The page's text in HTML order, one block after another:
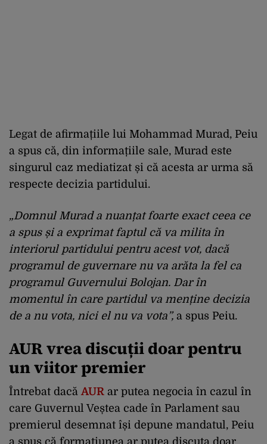
Legat de afirmațiile lui Mohammad Murad, Peiu
a spus că, din informațiile sale, Murad este
singurul caz mediatizat și că acesta ar urma să
respecte decizia partidului.
„Domnul Murad a nuanțat foarte exact ceea ce
a spus și a exprimat faptul că va milita în
interiorul partidului pentru acest vot, dacă
programul de guvernare nu va arăta la fel ca
programul Guvernului Bolojan. Dar în
momentul în care partidul va menține decizia
de a nu vota, nici el nu va vota”,a spus Peiu.
AUR vrea discuții doar pentru
un viitor premier
Întrebat dacăAUR ar putea negocia în cazul în
care Guvernul Veștea cade în Parlament sau
premierul desemnat își depune mandatul, Peiu
a spus că formațiunea ar putea discuta doar